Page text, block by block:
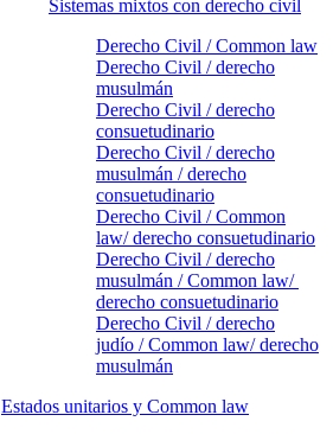
Sistemas mixtos con derecho civil
Derecho Civil / Common law
Derecho Civil / derecho
musulmán
Derecho Civil / derecho
consuetudinario
Derecho Civil / derecho
musulmán / derecho
consuetudinario
Derecho Civil / Common
law/ derecho consuetudinario
Derecho Civil / derecho
musulmán / Common law/
derecho consuetudinario
Derecho Civil / derecho
judío / Common law/ derecho
musulmán
Estados unitarios y Common law